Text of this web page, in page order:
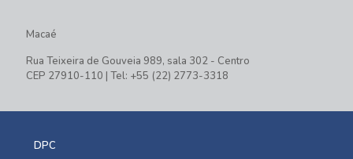
Macaé
Rua Teixeira de Gouveia 989, sala 302 - Centro
CEP 27910-110 | Tel: +55 (22) 2773-3318
DPC